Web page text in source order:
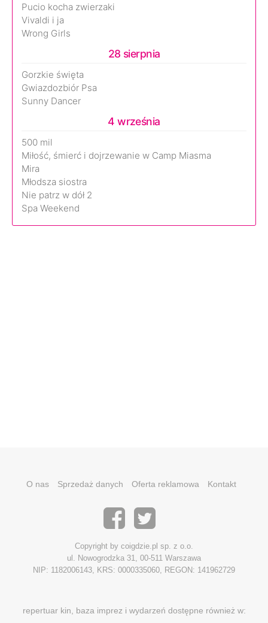
Pucio kocha zwierzaki
Vivaldi i ja
Wrong Girls
28 sierpnia
Gorzkie święta
Gwiazdozbiór Psa
Sunny Dancer
4 września
500 mil
Miłość, śmierć i dojrzewanie w Camp Miasma
Mira
Młodsza siostra
Nie patrz w dół 2
Spa Weekend
O nas Sprzedaż danych Oferta reklamowa Kontakt
Copyright by coigdzie.pl sp. z o.o.
ul. Nowogrodzka 31, 00-511 Warszawa
NIP: 1182006143, KRS: 0000335060, REGON: 141962729
repertuar kin, baza imprez i wydarzeń dostępne również w: